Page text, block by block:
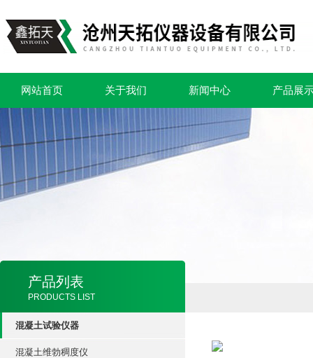
网站首页 关于我们 新闻中心 产品展
产品列表
PRODUCTS LIST
混凝土试验仪器
混凝土维勃稠度仪